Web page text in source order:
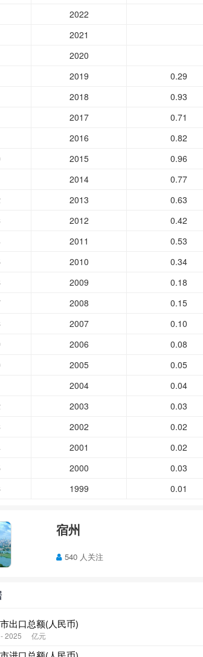
2022
2021
2020
2019 0.29
2018 0.93
2017 0.71
2016 0.82
2015 0.96
2014 0.77
2013 0.63
2012 0.42
2011 0.53
2010 0.34
2009 0.18
2008 0.15
2007 0.10
2006 0.08
2005 0.05
2004 0.04
2003 0.03
2002 0.02
2001 0.02
2000 0.03
1999 0.01
宿州
540 人关注
出口总额(人民币)
2025 亿元